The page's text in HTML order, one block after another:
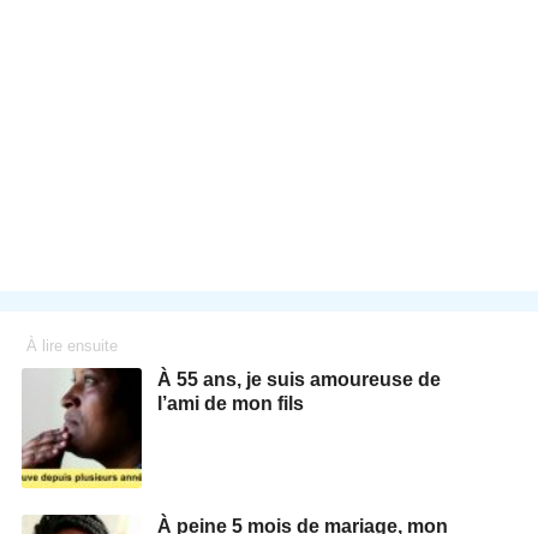
À lire ensuite
À 55 ans, je suis amoureuse de
l’ami de mon fils
À peine 5 mois de mariage, mon